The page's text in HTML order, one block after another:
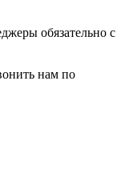
обязательно с
нам по